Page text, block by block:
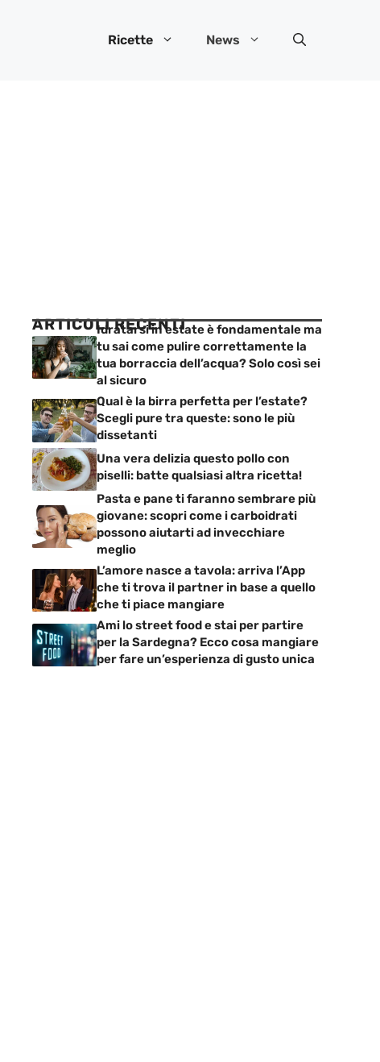
Ricette News
ARTICOLI RECENTI
Idratarsi in estate è fondamentale ma
tu sai come pulire correttamente la
tua borraccia dell’acqua? Solo così sei
al sicuro
Qual è la birra perfetta per l’estate?
Scegli pure tra queste: sono le più
dissetanti
Una vera delizia questo pollo con
piselli: batte qualsiasi altra ricetta!
Pasta e pane ti faranno sembrare più
giovane: scopri come i carboidrati
possono aiutarti ad invecchiare
meglio
L’amore nasce a tavola: arriva l’App
che ti trova il partner in base a quello
che ti piace mangiare
Ami lo street food e stai per partire
per la Sardegna? Ecco cosa mangiare
per fare un’esperienza di gusto unica